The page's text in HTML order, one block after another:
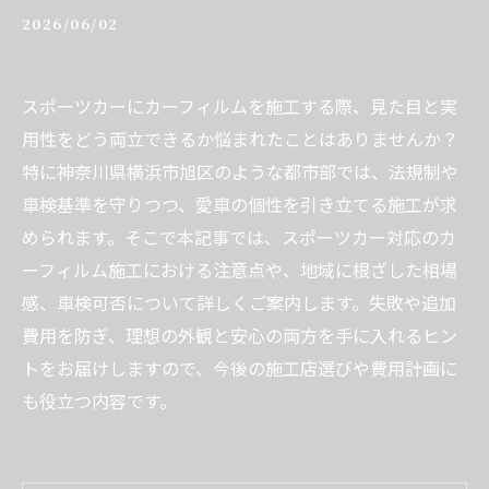
2026/06/02
スポーツカーにカーフィルムを施工する際、見た目と実
用性をどう両立できるか悩まれたことはありませんか？
特に神奈川県横浜市旭区のような都市部では、法規制や
車検基準を守りつつ、愛車の個性を引き立てる施工が求
められます。そこで本記事では、スポーツカー対応のカ
ーフィルム施工における注意点や、地域に根ざした相場
感、車検可否について詳しくご案内します。失敗や追加
費用を防ぎ、理想の外観と安心の両方を手に入れるヒン
トをお届けしますので、今後の施工店選びや費用計画に
も役立つ内容です。